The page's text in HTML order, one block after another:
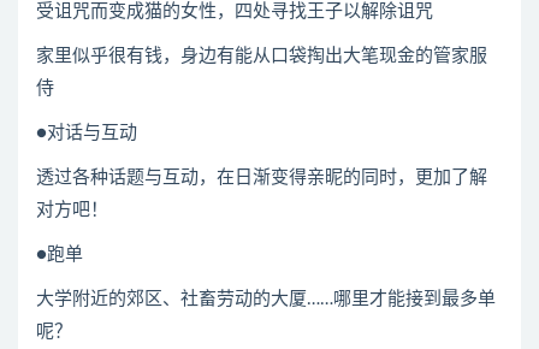
受诅咒而变成猫的女性，四处寻找王子以解除诅咒
家里似乎很有钱，身边有能从口袋掏出大笔现金的管家服
侍
●对话与互动
透过各种话题与互动，在日渐变得亲昵的同时，更加了解
对方吧！
●跑单
大学附近的郊区、社畜劳动的大厦……哪里才能接到最多单
呢？